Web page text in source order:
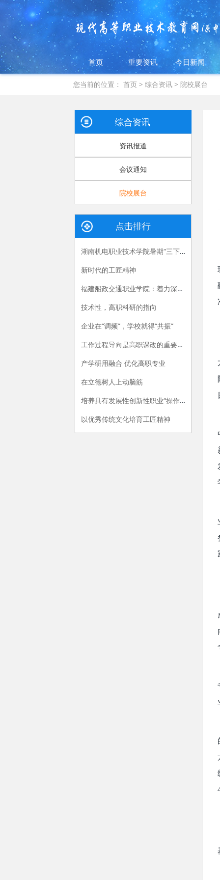
首页 重要资讯 今日新闻
您当前的位置：首页 >综合资讯 >院校展台
综合资讯
资讯报道
会议通知
院校展台
点击排行
湖南机电职业技术学院暑期“三下乡”：长大后，我就成了你
新时代的工匠精神
福建船政交通职业学院：着力深化产教融合，“六招”助推职教供给侧改革
技术性，高职科研的指向
企业在“调频”，学校就得“共振”
工作过程导向是高职课改的重要指导原则
产学研用融合 优化高职专业
在立德树人上动脑筋
培养具有发展性创新性职业“操作手”
以优秀传统文化培育工匠精神